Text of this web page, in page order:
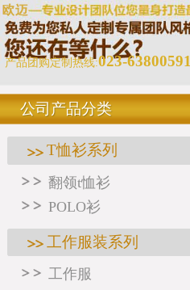
产品团购定制热线:023-63800591
公司产品分类
T恤衫系列
翻领t恤衫
POLO衫
工作服装系列
工作服